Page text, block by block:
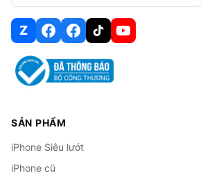
Z
SẢN PHẨM
iPhone Siêu lướt
iPhone cũ